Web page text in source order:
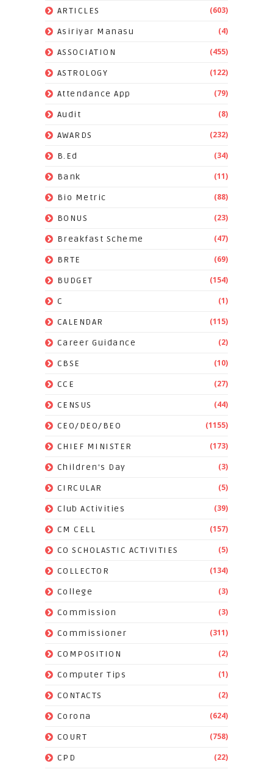
ARTICLES (603)
Asiriyar Manasu (4)
ASSOCIATION (455)
ASTROLOGY (122)
Attendance App (79)
Audit (8)
AWARDS (232)
B.Ed (34)
Bank (11)
Bio Metric (88)
BONUS (23)
Breakfast Scheme (47)
BRTE (69)
BUDGET (154)
C (1)
CALENDAR (115)
Career Guidance (2)
CBSE (10)
CCE (27)
CENSUS (44)
CEO/DEO/BEO (1155)
CHIEF MINISTER (173)
Children's Day (3)
CIRCULAR (5)
Club Activities (39)
CM CELL (157)
CO SCHOLASTIC ACTIVITIES (5)
COLLECTOR (134)
College (3)
Commission (3)
Commissioner (311)
COMPOSITION (2)
Computer Tips (1)
CONTACTS (2)
Corona (624)
COURT (758)
CPD (22)